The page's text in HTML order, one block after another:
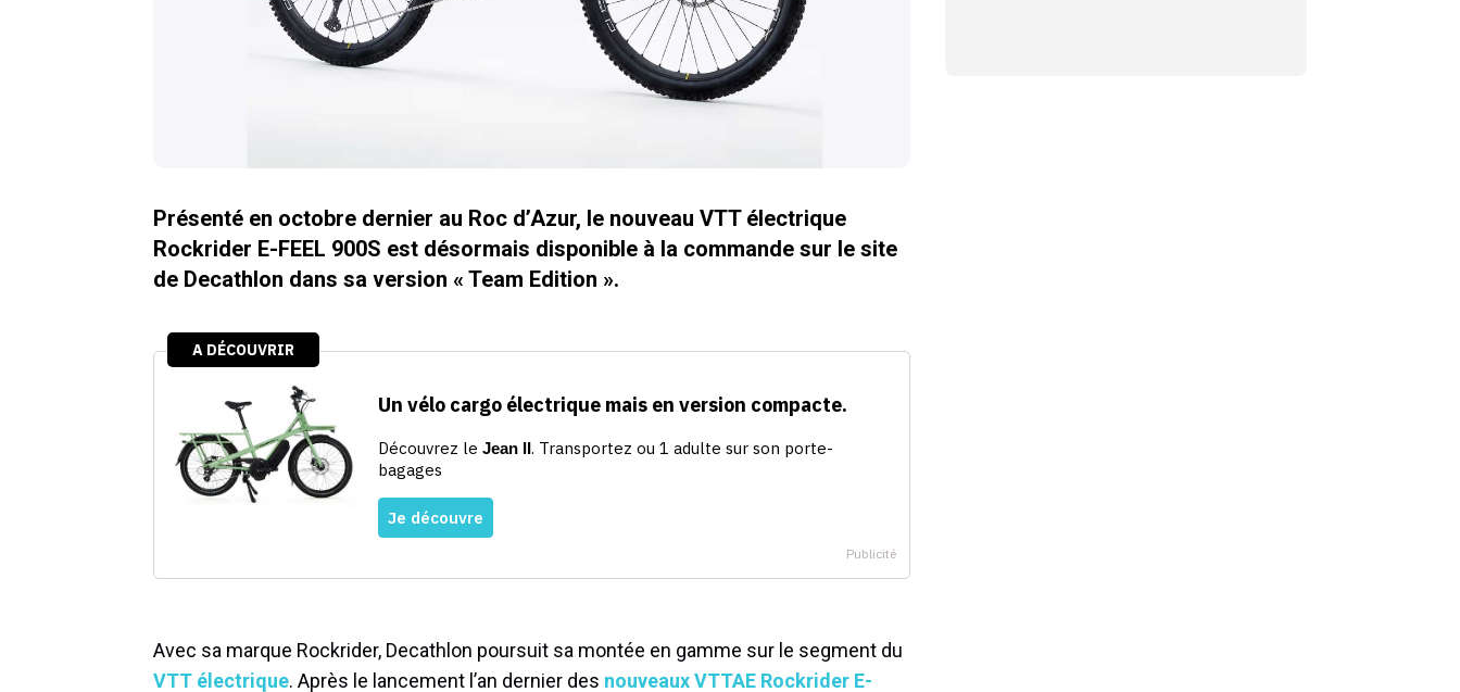
Présenté en octobre dernier au Roc d’Azur, le nouveau VTT électrique
Rockrider E-FEEL 900S est désormais disponible à la commande sur le site
de Decathlon dans sa version « Team Edition ».
Avec sa marque Rockrider, Decathlon poursuit sa montée en gamme sur le segment du
VTT électrique. Après le lancement l’an dernier des nouveaux VTTAE Rockrider E-